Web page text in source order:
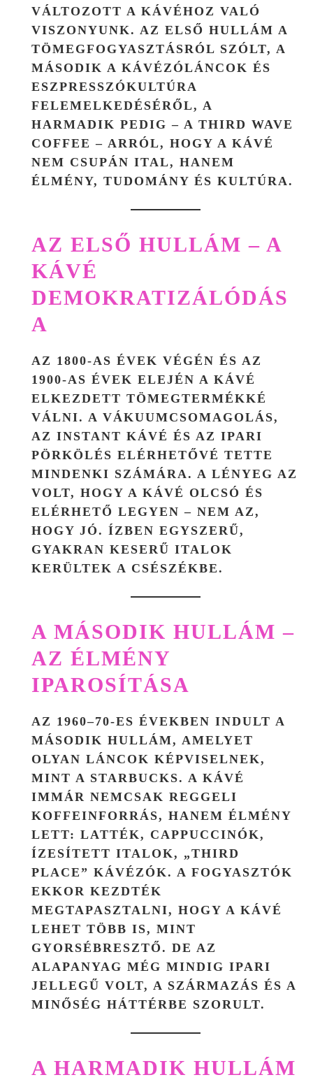
VÁLTOZOTT A KÁVÉHOZ VALÓ
VISZONYUNK. AZ ELSŐ HULLÁM A
TÖMEGFOGYASZTÁSRÓL SZÓLT, A
MÁSODIK A KÁVÉZÓLÁNCOK ÉS
ESZPRESSZÓKULTÚRA
FELEMELKEDÉSÉRŐL, A
HARMADIK PEDIG – A THIRD WAVE
COFFEE – ARRÓL, HOGY A KÁVÉ
NEM CSUPÁN ITAL, HANEM
ÉLMÉNY, TUDOMÁNY ÉS KULTÚRA.
AZ ELSŐ HULLÁM – A
KÁVÉ
DEMOKRATIZÁLÓDÁS
A
AZ 1800-AS ÉVEK VÉGÉN ÉS AZ
1900-AS ÉVEK ELEJÉN A KÁVÉ
ELKEZDETT TÖMEGTERMÉKKÉ
VÁLNI. A VÁKUUMCSOMAGOLÁS,
AZ INSTANT KÁVÉ ÉS AZ IPARI
PÖRKÖLÉS ELÉRHETŐVÉ TETTE
MINDENKI SZÁMÁRA. A LÉNYEG AZ
VOLT, HOGY A KÁVÉ OLCSÓ ÉS
ELÉRHETŐ LEGYEN – NEM AZ,
HOGY JÓ. ÍZBEN EGYSZERŰ,
GYAKRAN KESERŰ ITALOK
KERÜLTEK A CSÉSZÉKBE.
A MÁSODIK HULLÁM –
AZ ÉLMÉNY
IPAROSÍTÁSA
AZ 1960–70-ES ÉVEKBEN INDULT A
MÁSODIK HULLÁM, AMELYET
OLYAN LÁNCOK KÉPVISELNEK,
MINT A STARBUCKS. A KÁVÉ
IMMÁR NEMCSAK REGGELI
KOFFEINFORRÁS, HANEM ÉLMÉNY
LETT: LATTÉK, CAPPUCCINÓK,
ÍZESÍTETT ITALOK, „THIRD
PLACE” KÁVÉZÓK. A FOGYASZTÓK
EKKOR KEZDTÉK
MEGTAPASZTALNI, HOGY A KÁVÉ
LEHET TÖBB IS, MINT
GYORSÉBRESZTŐ. DE AZ
ALAPANYAG MÉG MINDIG IPARI
JELLEGŰ VOLT, A SZÁRMAZÁS ÉS A
MINŐSÉG HÁTTÉRBE SZORULT.
A HARMADIK HULLÁM